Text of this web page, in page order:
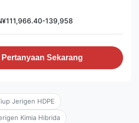
139,958
Sekarang
Jerigen HDPE
Kimia Hibrida